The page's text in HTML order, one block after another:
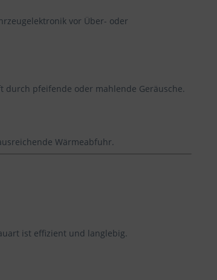
vor Über- oder
durch pfeifende oder mahlende Geräusche.
Wärmeabfuhr.
ist effizient und langlebig.